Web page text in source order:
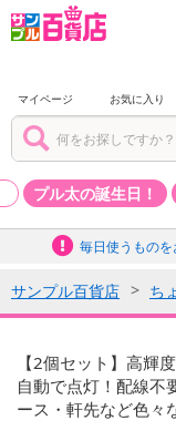
マイページ お気に入り
プル太の誕生日！
毎日使うもの
サンプル百貨店 ち
【2個セット】高輝
自動で点灯！配線不
ース・軒先など色